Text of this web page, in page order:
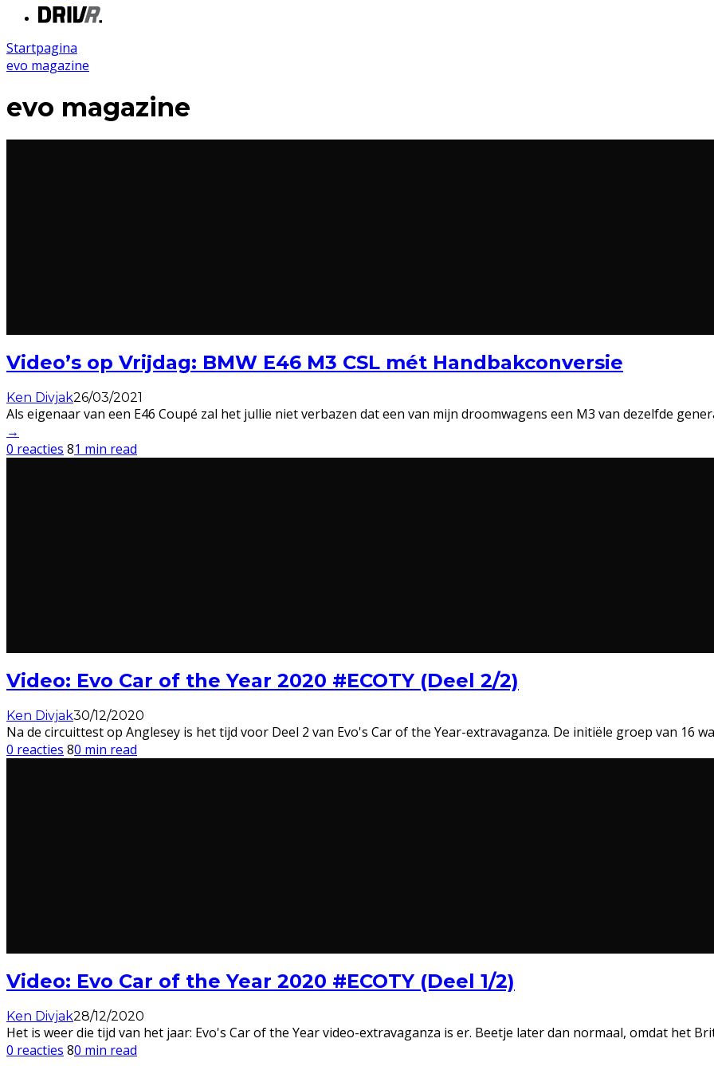
Startpagina
evo magazine
evo magazine
Video’s op Vrijdag: BMW E46 M3 CSL mét Handbakconversie
Ken Divjak26/03/2021
Als eigenaar van een E46 Coupé zal het jullie niet verbazen dat een van mijn droomwagens een M3 van dezelfde
→
0 reacties 81 min read
Video: Evo Car of the Year 2020 #ECOTY (Deel 2/2)
Ken Divjak30/12/2020
Na de circuittest op Anglesey is het tijd voor Deel 2 van Evo's Car of the Year-extravaganza. De initiële groep van 16
0 reacties 80 min read
Video: Evo Car of the Year 2020 #ECOTY (Deel 1/2)
Ken Divjak28/12/2020
Het is weer die tijd van het jaar: Evo's Car of the Year video-extravaganza is er. Beetje later dan normaal, omdat het
0 reacties 80 min read